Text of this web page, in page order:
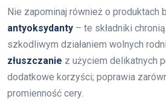
Nie zapominaj również o produktach
antyoksydanty – te składniki
szkodliwym działaniem wolnych
złuszczanie z użyciem delikatnych
dodatkowe korzyści; poprawia
promienność cery.